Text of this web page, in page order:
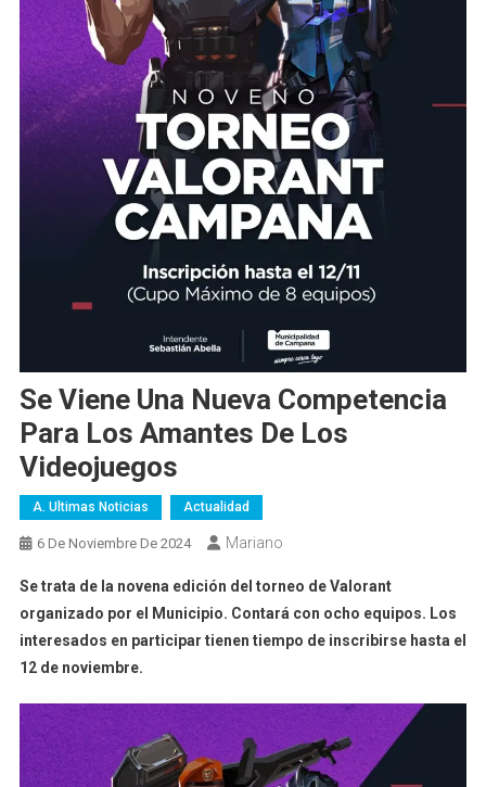
Se Viene Una Nueva Competencia
Para Los Amantes De Los
Videojuegos
A. Ultimas Noticias Actualidad
6 De Noviembre De 2024 Mariano
Se trata de la novena edición del torneo de Valorant
organizado por el Municipio. Contará con ocho equipos. Los
interesados en participar tienen tiempo de inscribirse hasta el
12 de noviembre.